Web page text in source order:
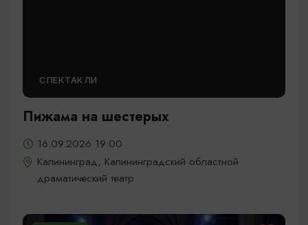
СПЕКТАКЛИ
Пижама на шестерых
16.09.2026 19:00
Калининград, Калининградский областной
драматический театр